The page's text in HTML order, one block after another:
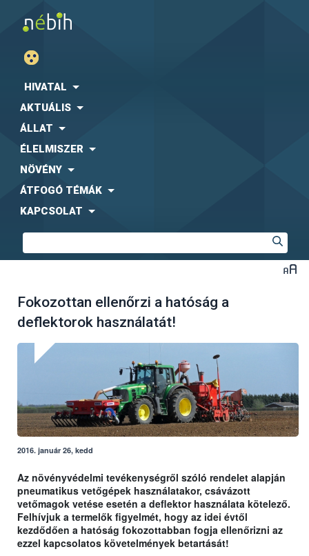
HIVATAL
AKTUÁLIS
ÁLLAT
ÉLELMISZER
NÖVÉNY
ÁTFOGÓ TÉMÁK
KAPCSOLAT
Fokozottan ellenőrzi a hatóság a
deflektorok használatát!
2016. január 26, kedd
Az növényvédelmi tevékenységről szóló rendelet alapján
pneumatikus vetőgépek használatakor, csávázott
vetőmagok vetése esetén a deflektor használata kötelező.
Felhívjuk a termelők figyelmét, hogy az idei évtől
kezdődően a hatóság fokozottabban fogja ellenőrizni az
ezzel kapcsolatos követelmények betartását!